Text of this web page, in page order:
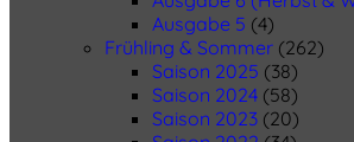
Ausgabe 5 (4)
Frühling & Sommer (262)
Saison 2025 (38)
Saison 2024 (58)
Saison 2023 (20)